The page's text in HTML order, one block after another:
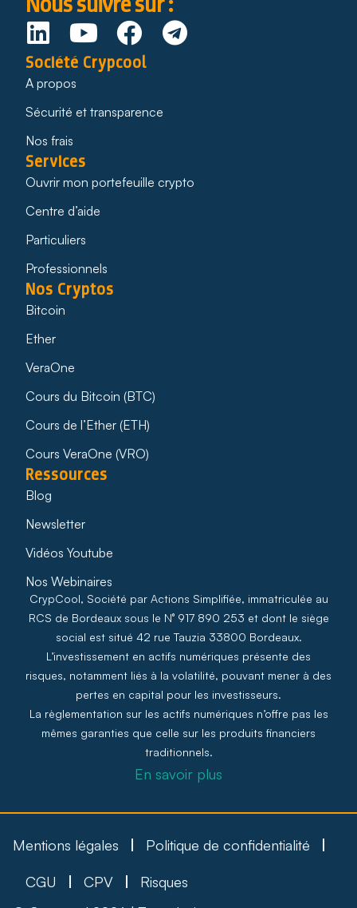
Société Crypcool
A propos
Sécurité et transparence
Nos frais
Services
Ouvrir mon portefeuille crypto
Centre d’aide
Particuliers
Professionnels
Nos Cryptos
Bitcoin
Ether
VeraOne
Cours du Bitcoin (BTC)
Cours de l’Ether (ETH)
Cours VeraOne (VRO)
Ressources
Blog
Newsletter
Vidéos Youtube
Nos Webinaires
CrypCool, Société par Actions Simplifiée, immatriculée au
RCS de Bordeaux sous le N° 917 890 253 et dont le siège
social est situé 42 rue Tauzia 33800 Bordeaux.
L’investissement en actifs numériques présente des
risques, notamment liés à la volatilité, pouvant mener à des
pertes en capital pour les investisseurs.
La règlementation sur les actifs numériques n’offre pas les
mêmes garanties que celle sur les produits financiers
traditionnels.
En savoir plus
Mentions légales Politique de confidentialité
CGU CPV
Risques